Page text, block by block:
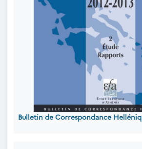
Bulletin de Correspondance